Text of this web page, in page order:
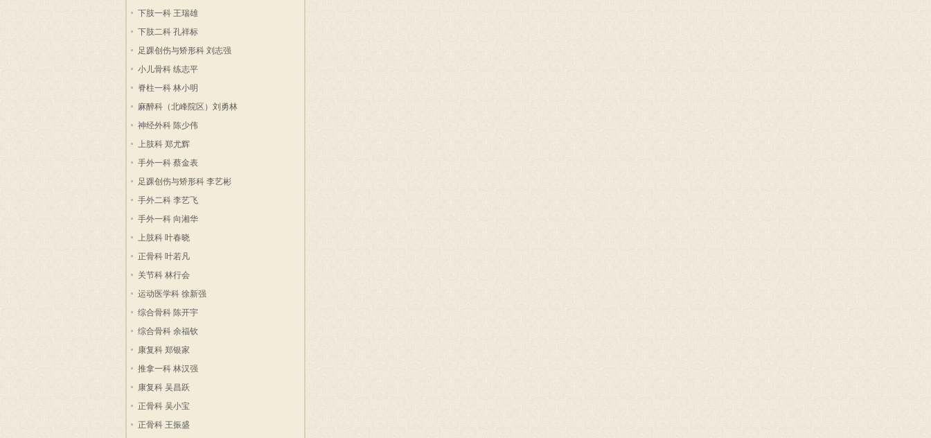
下肢一科 王瑞雄
下肢二科 孔祥标
足踝创伤与矫形科 刘志强
小儿骨科 练志平
脊柱一科 林小明
麻醉科（北峰院区）刘勇林
神经外科 陈少伟
上肢科 郑尤辉
手外一科 蔡金表
足踝创伤与矫形科 李艺彬
手外二科 李艺飞
手外一科 向湘华
上肢科 叶春晓
正骨科 叶若凡
关节科 林行会
运动医学科 徐新强
综合骨科 陈开宇
综合骨科 余福钦
康复科 郑银家
推拿一科 林汉强
康复科 吴昌跃
正骨科 吴小宝
正骨科 王振盛